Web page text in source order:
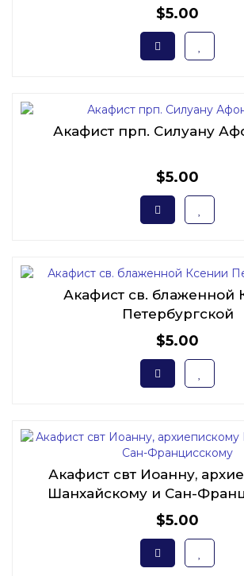
$5.00
Акафист прп. Силуану
$5.00
Акафист св. блаженной
Петербургской
$5.00
Акафист свт Иоанну,
Шанхайскому и Сан-
$5.00